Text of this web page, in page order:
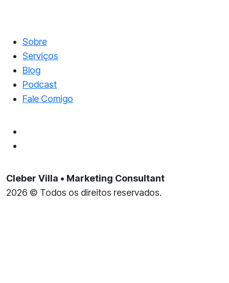
Sobre
Serviços
Blog
Podcast
Fale Comigo
Cleber Villa • Marketing Consultant
2026 © Todos os direitos reservados.